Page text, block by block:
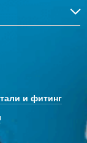
и фитинг